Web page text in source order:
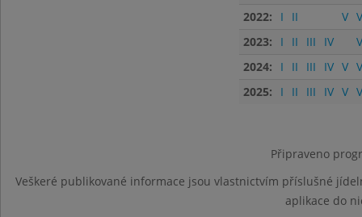
2022:
I II V
2023:
I II III IV
2024:
I II III IV V
2025:
I II III IV V
Připraveno
Veškeré publikované informace jsou vlastnictvím příslušné
aplikace do